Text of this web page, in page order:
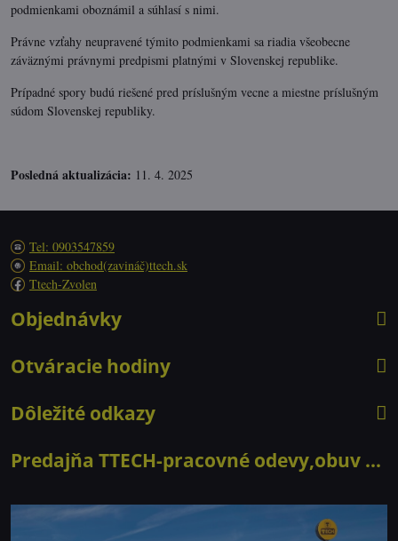
podmienkami oboznámil a súhlasí s nimi.
Právne vzťahy neupravené týmito podmienkami sa riadia všeobecne
záväznými právnymi predpismi platnými v Slovenskej republike.
Prípadné spory budú riešené pred príslušným vecne a miestne príslušným
súdom Slovenskej republiky.
Posledná aktualizácia: 11. 4. 2025
Tel: 0903547859
Email: obchod(zavináč)ttech.sk
Ttech-Zvolen
Objednávky
Otváracie hodiny
Dôležité odkazy
Predajňa TTECH-pracovné odevy,obuv ...